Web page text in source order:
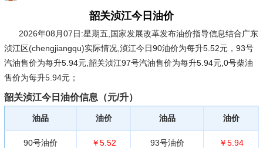
韶关浈江今日油价
2026年08月07日:星期五 ,国家发展改革发布油价指导信息结合广东
浈江区(chengjiangqu)实际情况,浈江今日90油价为每升5.52元，93号
汽油售价为每升5.94元,韶关浈江97号汽油售价为每升5.94元,0号柴油
售价为每升5.94元；
韶关浈江今日油价信息（元/升）
油品 油价 油品 油价
90号油价 ￥5.52 93号油价 ￥5.94